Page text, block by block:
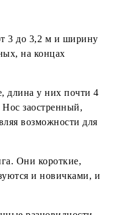
3 до 3,2 м и ширину
на концах
длина у них почти 4
заостренный,
возможности для
Они короткие,
и новичками, и